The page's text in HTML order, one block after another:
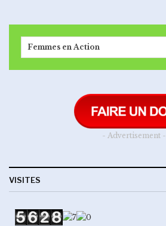
Femmes en Action
- Advertisement -
VISITES